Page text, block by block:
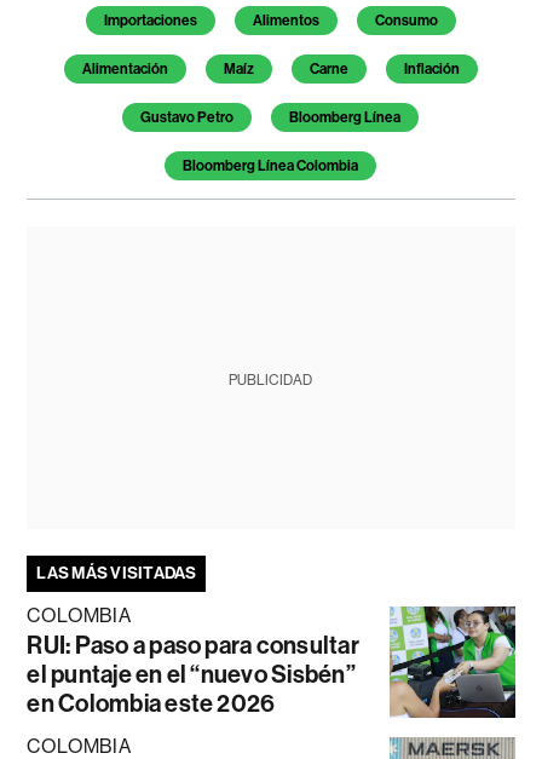
Temas de este artículo
Importaciones Alimentos Consumo
Alimentación Maíz Carne Inflación
Gustavo Petro Bloomberg Línea
Bloomberg Línea Colombia
PUBLICIDAD
LAS MÁS VISITADAS
COLOMBIA
RUI: Paso a paso para consultar
el puntaje en el “nuevo Sisbén”
en Colombia este 2026
COLOMBIA